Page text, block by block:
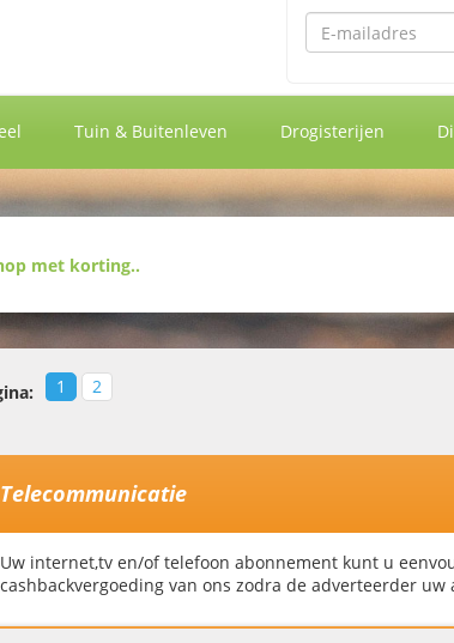
Emailadres
Tuin & Buitenleven Drogisterijen
1 2
Telecommunicatie
Uw internet,tv en/of telefoon abonnement kunt u
cashbackvergoeding van ons zodra de adverteerder